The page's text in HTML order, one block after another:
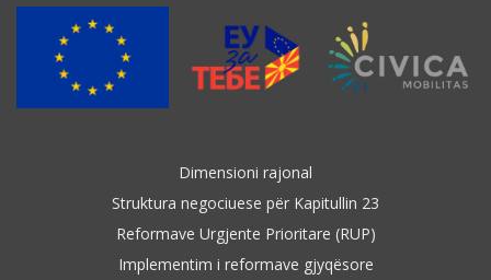
Dimensioni rajonal
Struktura negociuese për Kapitullin 23
Reformave Urgjente Prioritare (RUP)
Implementim i reformave gjyqësore